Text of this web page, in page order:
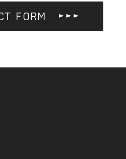
FORM